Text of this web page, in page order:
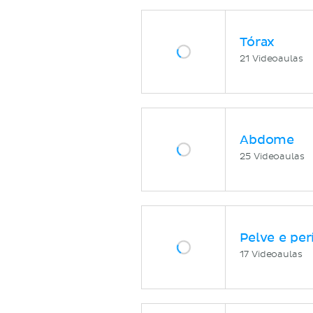
Tórax
21 Videoaulas
Abdome
25 Videoaulas
Pelve e
17 Videoaulas